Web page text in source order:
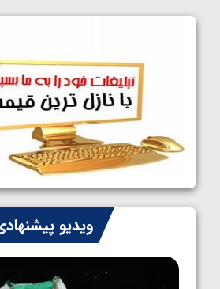
کشتی فرنگی نوجوانان جهان؛
سوم برای ایران
1405/05/07
ایران چشم به راه چهار مدال در پنج
کشتی فرنگی نوجوانان جهان
1405/05/06
کشتی فرنگی نوجوان جهان؛ رضایی
پنج وزن نخست
1405/05/06
ویدیو